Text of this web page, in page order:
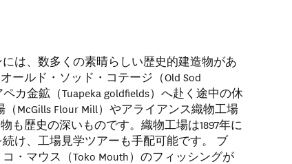
は、数多くの素晴らしい歴史的建造物があ
ールド・ソッド・コテージ（Old Sod
カ金鉱（Tuapeka goldfields）へ赴く途中の休
McGills Flour Mill）やアライアンス織物工場
物も歴史の深いものです。織物工場は1897年に
け、工場見学ツアーも手配可能です。 ブ
・マウス（Toko Mouth）のフィッシングが